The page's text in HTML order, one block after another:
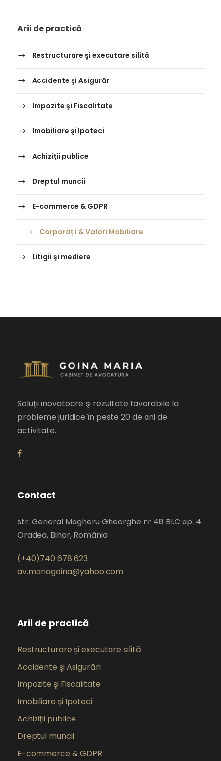
Arii de practică
Restructurare şi executare silită
Accidente şi Asigurări
Impozite şi Fiscalitate
Imobiliare şi Ipoteci
Achiziţii publice
Dreptul muncii
E-commerce & GDPR
Corporații & Valori Mobiliare
Litigii şi mediere
Soluţii inovatoare şi rezultate favorabile la
probleme juridice în peste 20 de ani de
activitate.
Contact
str. General Magheru Gheorghe nr 48 Bl.C ap. 4
Oradea, Bihor, România
(+40)740 678 623
av.mariagoina@yahoo.com
Arii de practică
Restructurare şi executare silită
Accidente şi Asigurări
Impozite şi Fiscalitate
Imobiliare şi Ipoteci
Achiziţii publice
Dreptul muncii
E-commerce & GDPR